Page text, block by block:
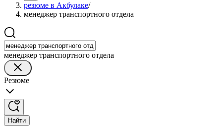
резюме в Акбулаке/
менеджер транспортного отдела
менеджер транспортного отдела
Резюме
Найти